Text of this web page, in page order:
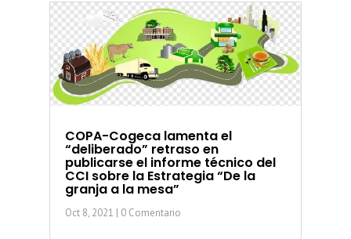
COPA-Cogeca lamenta el
“deliberado” retraso en
publicarse el informe técnico del
CCI sobre la Estrategia “De la
granja a la mesa”
Oct 8, 2021 | 0 Comentario